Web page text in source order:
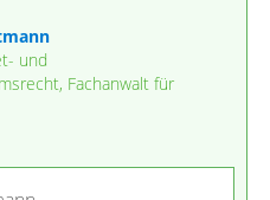
und
Fachanwalt für